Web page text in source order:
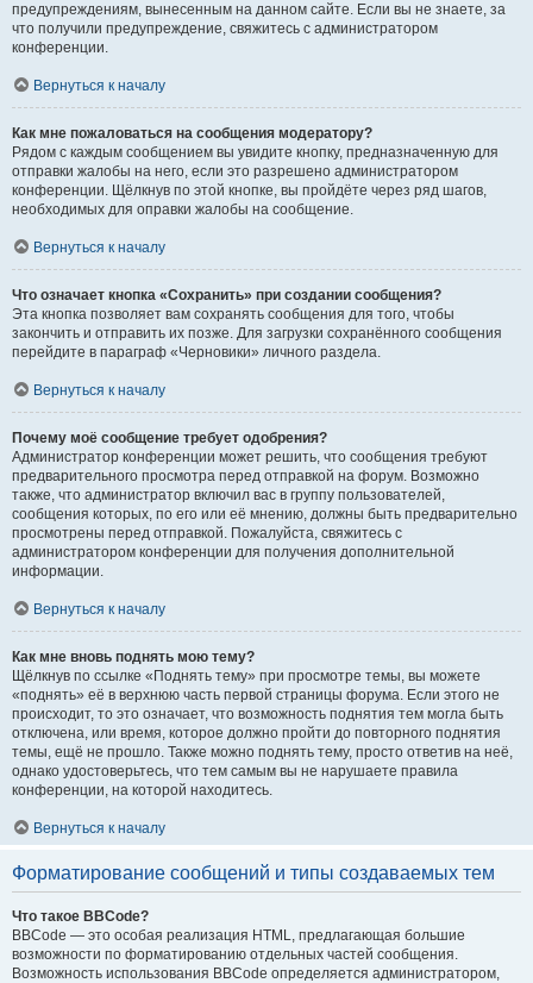
предупреждениям, вынесенным на данном сайте. Если вы не знаете, за
что получили предупреждение, свяжитесь с администратором
конференции.
Вернуться к началу
Как мне пожаловаться на сообщения модератору?
Рядом с каждым сообщением вы увидите кнопку, предназначенную для
отправки жалобы на него, если это разрешено администратором
конференции. Щёлкнув по этой кнопке, вы пройдёте через ряд шагов,
необходимых для оправки жалобы на сообщение.
Вернуться к началу
Что означает кнопка «Сохранить» при создании сообщения?
Эта кнопка позволяет вам сохранять сообщения для того, чтобы
закончить и отправить их позже. Для загрузки сохранённого сообщения
перейдите в параграф «Черновики» личного раздела.
Вернуться к началу
Почему моё сообщение требует одобрения?
Администратор конференции может решить, что сообщения требуют
предварительного просмотра перед отправкой на форум. Возможно
также, что администратор включил вас в группу пользователей,
сообщения которых, по его или её мнению, должны быть предварительно
просмотрены перед отправкой. Пожалуйста, свяжитесь с
администратором конференции для получения дополнительной
информации.
Вернуться к началу
Как мне вновь поднять мою тему?
Щёлкнув по ссылке «Поднять тему» при просмотре темы, вы можете
«поднять» её в верхнюю часть первой страницы форума. Если этого не
происходит, то это означает, что возможность поднятия тем могла быть
отключена, или время, которое должно пройти до повторного поднятия
темы, ещё не прошло. Также можно поднять тему, просто ответив на неё,
однако удостоверьтесь, что тем самым вы не нарушаете правила
конференции, на которой находитесь.
Вернуться к началу
Форматирование сообщений и типы создаваемых тем
Что такое BBCode?
BBCode — это особая реализация HTML, предлагающая большие
возможности по форматированию отдельных частей сообщения.
Возможность использования BBCode определяется администратором,